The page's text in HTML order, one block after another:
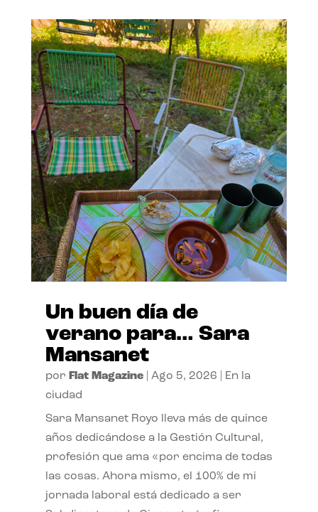
Un buen día de
verano para… Sara
Mansanet
por Flat Magazine| Ago 5, 2026
En la
ciudad
Sara Mansanet Royo lleva más de quince
años dedicándose a la Gestión Cultural,
profesión que ama «por encima de todas
las cosas. Ahora mismo, el 100% de mi
jornada laboral está dedicado a ser